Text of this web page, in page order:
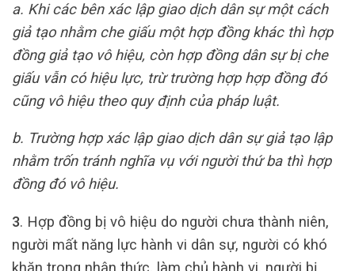
a. Khi các bên xác lập giao dịch dân sự một cách
giả tạo nhằm che giấu một hợp đồng khác thì hợp
đồng giả tạo vô hiệu, còn hợp đồng dân sự bị che
giấu vẫn có hiệu lực, trừ trường hợp hợp đồng đó
cũng vô hiệu theo quy định của pháp luật.
b. Trường hợp xác lập giao dịch dân sự giả tạo lập
nhằm trốn tránh nghĩa vụ với người thứ ba thì hợp
đồng đó vô hiệu.
3. Hợp đồng bị vô hiệu do người chưa thành niên,
người mất năng lực hành vi dân sự, người có khó
khăn trong nhận thức, làm chủ hành vi, người bị